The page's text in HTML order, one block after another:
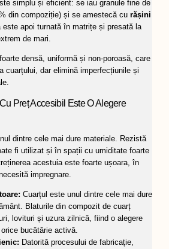
simplu și eficient: se iau granule fine de
din compoziție) și se amestecă cu rășini
apoi turnată în matrițe și presată la
de mari.
densă, uniformă și non-poroasă, care
cuarțului, dar elimină imperfecțiunile și
Preț Accesibil Este O Alegere
dintre cele mai dure materiale. Rezistă
fi utilizat și în spații cu umiditate foarte
acestuia este foarte ușoara, în
impregnare.
Cuarțul este unul dintre cele mai dure
Blaturile din compozit de cuarț
lovituri și uzura zilnică, fiind o alegere
bucătărie activă.
Datorită procesului de fabricație,